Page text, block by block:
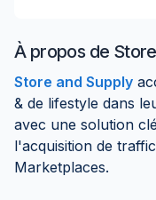
À propos de
Store and Supply
& de lifestyle dans
avec une solution
l'acquisition de
Marketplaces.